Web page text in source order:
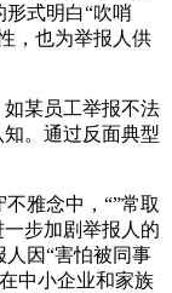
式明白“吹哨
，也为举报人供
某员工举报不法
。通过反面典型
雅念中，“”常取
步加剧举报人的
因“害怕被同事
中小企业和家族